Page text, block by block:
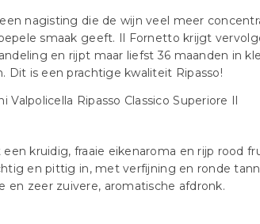
nagisting die de wijn veel meer
smaak geeft. Il Fornetto krijgt
en rijpt maar liefst 36 maanden in
Dit is een prachtige kwaliteit Ripasso!
kruidig, fraaie eikenaroma en rijp rood
en pittig in, met verfijning en ronde
en zeer zuivere, aromatische afdronk.